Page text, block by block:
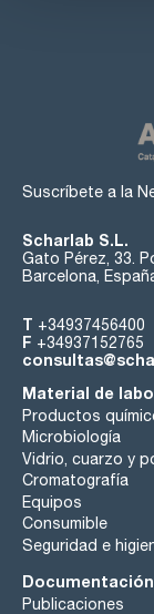
Suscríbete a la
Scharlab S.L.
Gato Pérez, 33.
Barcelona,
T +34937456400
F +34937152765
Material de
Productos
Microbiología
Vidrio, cuarzo y
Cromatografía
Equipos
Consumible
Seguridad e
Documentación
Publicaciones